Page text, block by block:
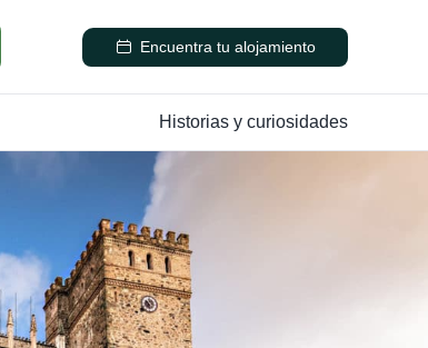
Encuentra tu alojamiento
Historias y curiosidades